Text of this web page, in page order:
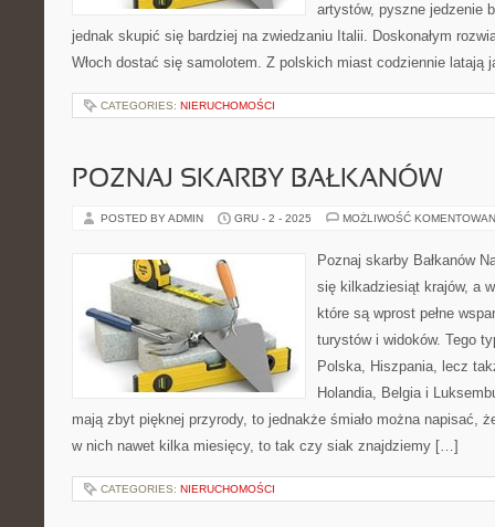
artystów, pyszne jedzenie
jednak skupić się bardziej na zwiedzaniu Italii. Doskonałym
Włoch dostać się samolotem. Z polskich miast codziennie
CATEGORIES: NIERUCHOMOŚCI
POZNAJ SKARBY BAŁKANÓW
POSTED BY ADMIN GRU - 2 - 2025 MOŻLIWOŚĆ
Poznaj skarby Bałkanów
się kilkadziesiąt krajów, a
które są wprost pełne
turystów i widoków. Tego
Polska, Hiszpania, lecz
Holandia, Belgia i
mają zbyt pięknej przyrody, to jednakże śmiało można napisać,
w nich nawet kilka miesięcy, to tak czy siak znajdziemy […]
CATEGORIES: NIERUCHOMOŚCI